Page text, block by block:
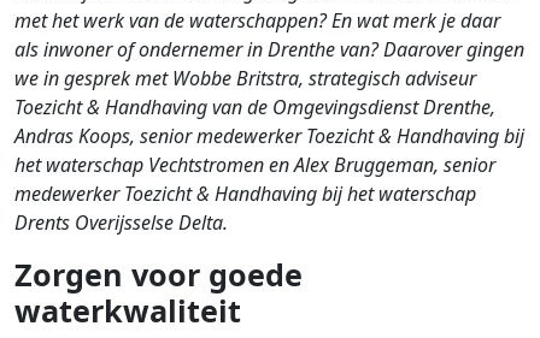
met het werk van de waterschappen? En wat merk je daar
als inwoner of ondernemer in Drenthe van? Daarover gingen
we in gesprek met Wobbe Britstra, strategisch adviseur
Toezicht & Handhaving van de Omgevingsdienst Drenthe,
Andras Koops, senior medewerker Toezicht & Handhaving bij
het waterschap Vechtstromen en Alex Bruggeman, senior
medewerker Toezicht & Handhaving bij het waterschap
Drents Overijsselse Delta.
Zorgen voor goede
waterkwaliteit